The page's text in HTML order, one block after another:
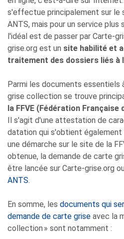
s'effectue principalement sur le
ANTS, mais pour un service plus
l'idéal est de passer par Carte-
grise.org est un site habilité et
traitement des dossiers liés à
Parmi les documents
grise collection se trouve
la FFVE (Fédération Française
Il s'agit d'une attestation de
datation qui s'obtient également
une démarche sur le site de la
obtenue, la demande de carte
être lancée sur Carte-grise.org
ANTS.
En somme, les documents qui
demande de carte grise avec la
collection » sont notamment :